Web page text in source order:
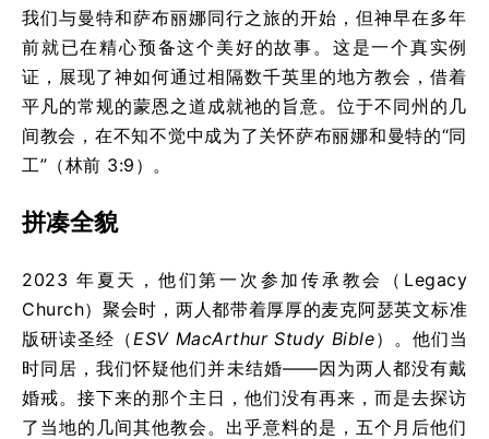
我们与曼特和萨布丽娜同行之旅的开始，但神早在多年
前就已在精心预备这个美好的故事。这是一个真实例
证，展现了神如何通过相隔数千英里的地方教会，借着
平凡的常规的蒙恩之道成就祂的旨意。位于不同州的几
间教会，在不知不觉中成为了关怀萨布丽娜和曼特的“同
工”（林前 3:9）。
拼凑全貌
2023 年夏天，他们第一次参加传承教会（Legacy
Church）聚会时，两人都带着厚厚的麦克阿瑟英文标准
版研读圣经（ ESV MacArthur Study Bible）。他们当
时同居，我们怀疑他们并未结婚——因为两人都没有戴
婚戒。接下来的那个主日，他们没有再来，而是去探访
了当地的几间其他教会。出乎意料的是，五个月后他们